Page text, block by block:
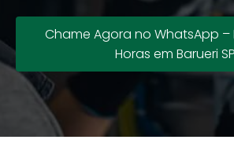
Chame Agora no WhatsApp –
Horas em Barueri